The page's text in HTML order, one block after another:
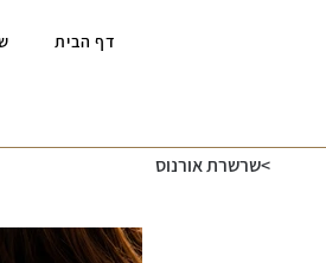
דף הבית
>שרשרת אורנוס